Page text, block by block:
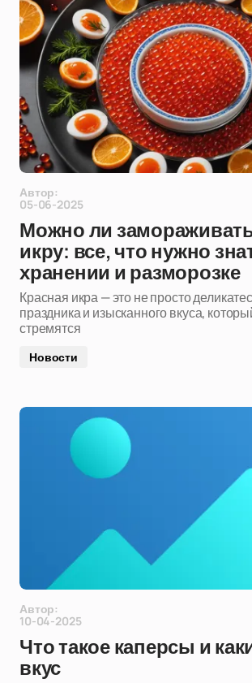
Автор:
05-06-2025
Можно ли
икру: все, что нужно
хранении и разморозке
Красная икра — это не просто
праздника и изысканного вкуса,
стремятся
Новости
Автор:
10-04-2025
Что такое каперсы и
вкус